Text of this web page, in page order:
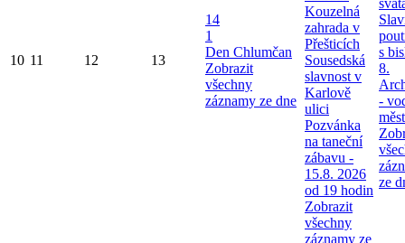
10 11 12 13
14
1
Den Chlumčan
Zobrazit
všechny
záznamy ze dne
Kouzelná
zahrada v
Přešticích
Sousedská
slavnost v
Karlově
ulici
Pozvánka
na taneční
zábavu -
15.8. 2026
od 19 hodin
Zobrazit
všechny
záznamy ze
s
8.
-
ze